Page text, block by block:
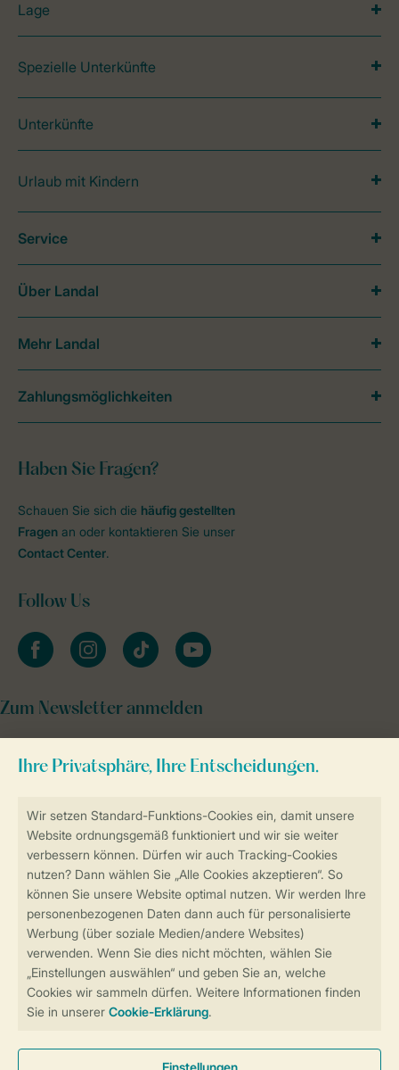
Sicherstellung Deiner Privatsphäre
Sicher und schnell zur Online-Buchung
Sichere Datenübertragung
Sicheres Bezahlen
Lage
Spezielle Unterkünfte
Unterkünfte
Urlaub mit Kindern
Haben Sie Fragen?
Schauen Sie sich die häufig gestellten
Fragen an oder kontaktieren Sie unser
Contact Center.
Follow Us
facebookinstagramtiktok youtube
Zum Newsletter anmelden
Service
Über Landal
Mehr Landal
Zahlungsmöglichkeiten